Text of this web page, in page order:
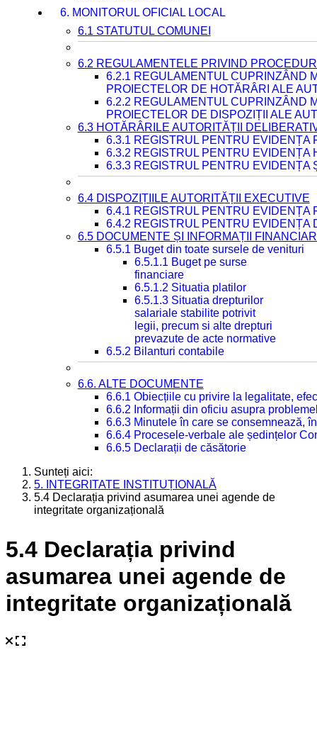
6. MONITORUL OFICIAL LOCAL
6.1 STATUTUL COMUNEI
6.2 REGULAMENTELE PRIVIND
6.2.1 REGULAMENTUL CUPRINZÂND
PROIECTELOR DE HOTĂRÂRI ALE
6.2.2 REGULAMENTUL CUPRINZÂND
PROIECTELOR DE DISPOZIȚII ALE
6.3 HOTĂRÂRILE AUTORITĂȚII
6.3.1 REGISTRUL PENTRU EVIDENȚA
6.3.2 REGISTRUL PENTRU EVIDENȚA
6.3.3 REGISTRUL PENTRU EVIDENȚA
6.4 DISPOZIȚIILE AUTORITĂȚII EXECUTIVE
6.4.1 REGISTRUL PENTRU EVIDENȚA
6.4.2 REGISTRUL PENTRU EVIDENȚA
6.5 DOCUMENTE ȘI INFORMAȚII
6.5.1 Buget din toate sursele de venituri
6.5.1.1 Buget pe surse
financiare
6.5.1.2 Situatia platilor
6.5.1.3 Situatia drepturilor
salariale stabilite potrivit
legii, precum si alte drepturi
prevazute de acte normative
6.5.2 Bilanturi contabile
6.6. ALTE DOCUMENTE
6.6.1 Obiecțiile cu privire la legalitate,
6.6.2 Informații din oficiu asupra
6.6.3 Minutele în care se consemnează,
6.6.4 Procesele-verbale ale ședințelor
6.6.5 Declarații de căsătorie
Sunteți aici:
5. INTEGRITATE INSTITUȚIONALĂ
5.4 Declarația privind asumarea unei agende de
integritate organizațională
5.4 Declarația privind
asumarea unei agende de
integritate organizațională